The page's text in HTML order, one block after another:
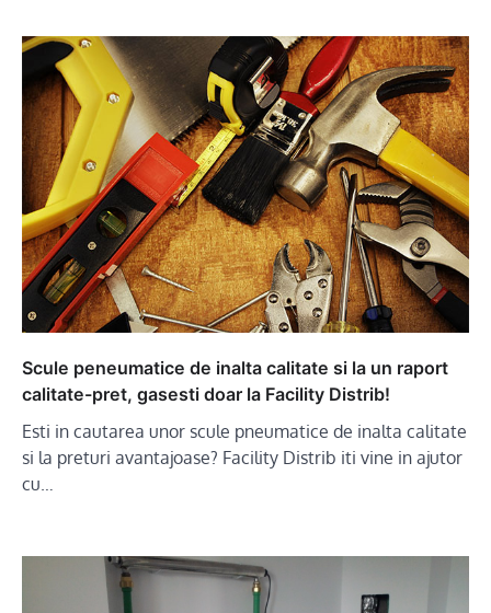
Scule peneumatice de inalta calitate si la un raport
calitate-pret, gasesti doar la Facility Distrib!
Esti in cautarea unor scule pneumatice de inalta calitate
si la preturi avantajoase? Facility Distrib iti vine in ajutor
cu…